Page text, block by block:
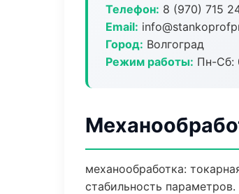
Телефон: 8 (970) 715
Email:
Город: Волгоград
Режим работы: Пн-Сб:
механообработка:
стабильность параметров.